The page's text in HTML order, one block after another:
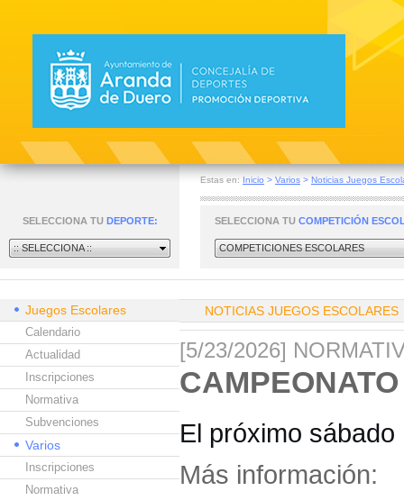
Estas en: Inicio > Varios > Noticias Juegos
SELECCIONA TU DEPORTE:
:: SELECCIONA ::
SELECCIONA TU COMPETICIÓN
COMPETICIONES ESCOLARES
Juegos Escolares
Calendario
Actualidad
Inscripciones
Normativa
Subvenciones
Varios
Inscripciones
Normativa
NOTICIAS JUEGOS ESCOLARES
[5/23/2026]
El próximo
Más información: